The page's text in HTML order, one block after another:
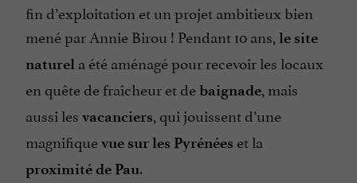
fin d’exploitation et un projet ambitieux bien
mené par Annie Birou ! Pendant 10 ans, le site
naturel a été aménagé pour recevoir les locaux
en quête de fraîcheur et debaignade, mais
aussi les vacanciers, qui jouissent d’une
magnifiquevue sur les Pyrénées et la
proximité de Pau.